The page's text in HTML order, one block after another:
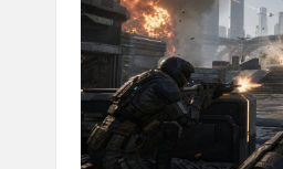
a
si